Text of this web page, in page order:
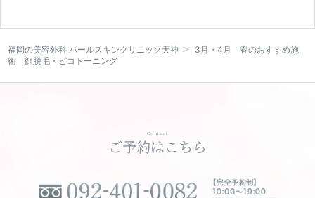
WEBカウンセリング予約
福岡の美容外科 パールスキンクリニック天神
3月・4月 春のおすすめ施
術 顔脱毛・ピコトーニング
Contact
ご予約はこちら